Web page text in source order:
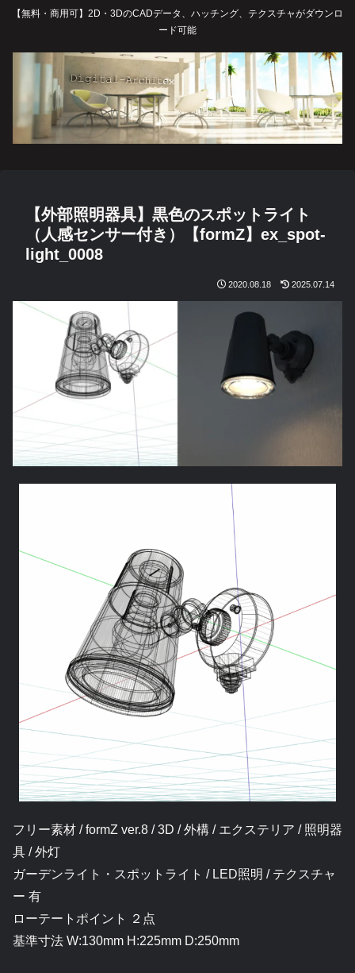
【無料・商用可】2D・3DのCADデータ、ハッチング、テクスチャがダウンロ
ード可能
【外部照明器具】黒色のスポットライト
（人感センサー付き）【formZ】ex_spot-
light_0008
2020.08.18 2025.07.14
フリー素材 / formZ ver.8 / 3D / 外構 / エクステリア / 照明器
具 / 外灯
ガーデンライト・スポットライト / LED照明 / テクスチャ
ー 有
ローテートポイント ２点
基準寸法 W:130mm H:225mm D:250mm